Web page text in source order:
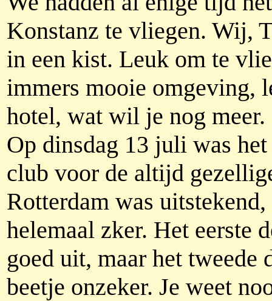
Konstanz te vliegen. Wij,
in een kist. Leuk om te
immers mooie omgeving,
hotel, wat wil je nog meer.
Op dinsdag 13 juli was
club voor de altijd
Rotterdam was
helemaal zker. Het eerste
goed uit, maar het tweede
beetje onzeker. Je weet